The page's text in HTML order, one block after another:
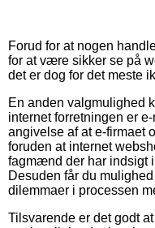
Forud for at nogen
for at være sikker se på
det er dog for det meste
En anden valgmulighed
internet forretningen er
angivelse af at e-firmaet
foruden at internet
fagmænd der har indsigt
Desuden får du
dilemmaer i processen
Tilsvarende er det godt